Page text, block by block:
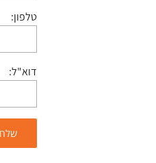
טלפון:
דוא"ל: